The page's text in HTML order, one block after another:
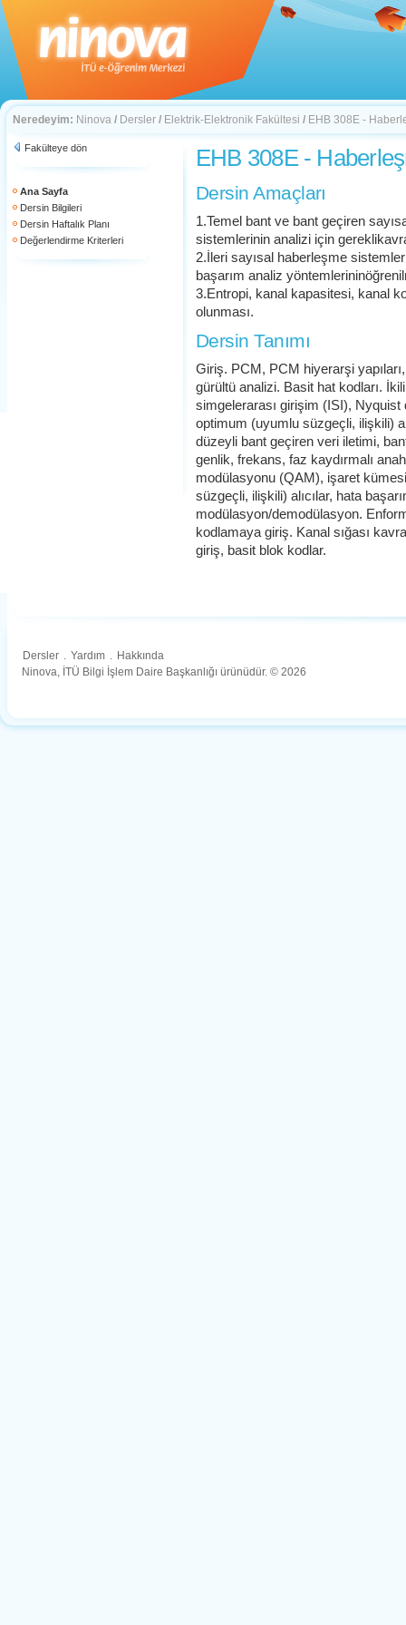
Neredeyim: Ninova / Dersler / Elektrik-Elektronik Fakültesi / EHB 308E -
Fakülteye dön
Ana Sayfa
Dersin Bilgileri
Dersin Haftalık Planı
Değerlendirme Kriterleri
EHB 308E -
Dersin Amaçları
1.Temel bant ve bant geçiren
sistemlerinin analizi için
2.İleri sayısal haberleşme
başarım analiz
3.Entropi, kanal kapasitesi, kanal
olunması.
Dersin Tanımı
Giriş. PCM, PCM hiyerarşi
gürültü analizi. Basit hat kodları.
simgelerarası girişim (ISI),
optimum (uyumlu süzgeçli, ilişkili)
düzeyli bant geçiren veri iletimi,
genlik, frekans, faz kaydırmalı
modülasyonu (QAM), işaret
süzgeçli, ilişkili) alıcılar, hata
modülasyon/demodülasyon.
kodlamaya giriş. Kanal sığası
giriş, basit blok kodlar.
Dersler . Yardım . Hakkında
Ninova, İTÜ Bilgi İşlem Daire Başkanlığı ürünüdür. © 2026